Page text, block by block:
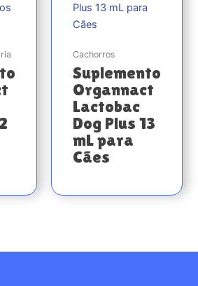
Cachorros
Suplemento
Organnact
Lactobac
Dog Plus 13
mL para
Cães